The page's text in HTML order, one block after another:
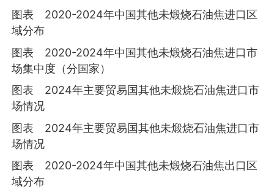
图表 2020-2024年中国其他未煅烧石油焦进口区
域分布
图表 2020-2024年中国其他未煅烧石油焦进口市
场集中度（分国家）
图表 2024年主要贸易国其他未煅烧石油焦进口市
场情况
图表 2024年主要贸易国其他未煅烧石油焦进口市
场情况
图表 2020-2024年中国其他未煅烧石油焦出口区
域分布